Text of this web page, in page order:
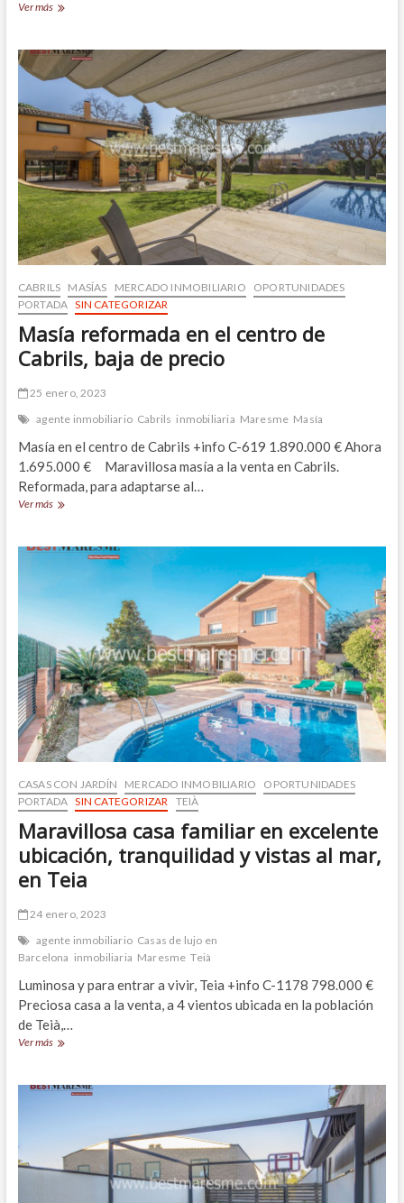
Ver másPreciosa
terreno
plano,
centro
de
Vallromanes
CABRILS MASÍAS MERCADO INMOBILIARIO
OPORTUNIDADES
PORTADA SIN CATEGORIZAR
Masía reformada en el centro de
Cabrils, baja de precio
25 enero, 2023
agente inmobiliario Cabrils inmobiliaria Maresme Masía
Masía en el centro de Cabrils +info C-619 1.890.000 € Ahora
1.695.000 € Maravillosa masía a la venta en Cabrils.
Reformada, para adaptarse al…
Ver másMasía
el
Cabrils,
precio
CASAS CON JARDÍN MERCADO INMOBILIARIO
OPORTUNIDADES
PORTADA SIN CATEGORIZAR TEIÀ
Maravillosa casa familiar en excelente
ubicación, tranquilidad y vistas al mar,
en Teia
24 enero, 2023
agente inmobiliario Casas de lujo en
Barcelona inmobiliaria Maresme Teià
Luminosa y para entrar a vivir, Teia +info C-1178 798.000 €
Preciosa casa a la venta, a 4 vientos ubicada en la población
de Teià,…
Ver másMaravillosa
en
tranquilidad
vistas